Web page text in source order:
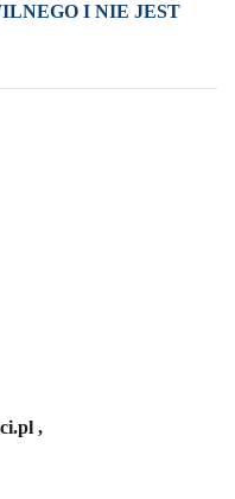
I NIE JEST
,